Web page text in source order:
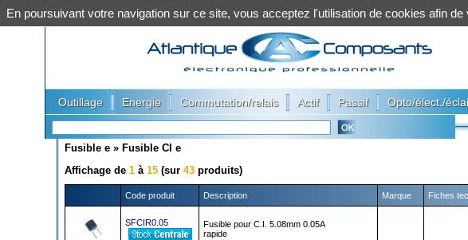
Outillage Energie Commutation/relais Actif Passif Opto/élect./
Fusible e » Fusible CI e
Affichage de 1 à 15 (sur 43 produits)
Code produit Description Marque Fiches
SFCIR0.05
Fusible pour C.I. 5.08mm 0.05A
rapide
En poursuivant votre navigation sur ce site, vous acceptez l'utilisation de cookies afin